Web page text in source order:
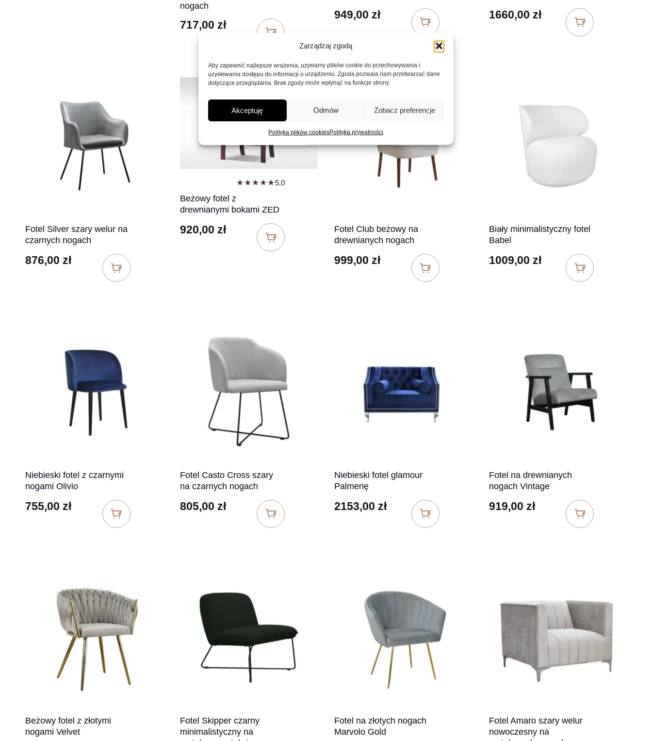
Zarządzaj zgodą
Aby zapewnić najlepsze wrażenia, używamy plików cookie do przechowywania i
uzyskiwania dostępu do informacji o urządzeniu. Zgoda pozwala nam przetwarzać dane
dotyczące przeglądania. Brak zgody może wpłynąć na funkcje strony.
Akceptuję Odmów Zobacz preferencje
Polityka plików cookiesPolityka prywatności
nogach
717,00 zł
949,00 zł 1660,00 zł
Fotel Silver szary welur na
czarnych nogach
876,00 zł
★★★★★5.0
Beżowy fotel z
drewnianymi bokami ZED
920,00 zł
Fotel Club beżowy na
drewnianych nogach
999,00 zł
Biały minimalistyczny fotel
Babel
1009,00 zł
Niebieski fotel z czarnymi
nogami Olivio
755,00 zł
Fotel Casto Cross szary
na czarnych nogach
805,00 zł
Niebieski fotel glamour
Palmerię
2153,00 zł
Fotel na drewnianych
nogach Vintage
919,00 zł
Beżowy fotel z złotymi
nogami Velvet
Fotel Skipper czarny
minimalistyczny na
Fotel na złotych nogach
Marvolo Gold
Fotel Amaro szary welur
nowoczesny na